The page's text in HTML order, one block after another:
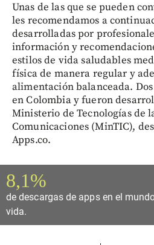
Unas de las que se pueden
les recomendamos a
desarrolladas por
información y
estilos de vida saludables
física de manera regular y
alimentación balanceada.
en Colombia y fueron
Ministerio de Tecnologías de
Comunicaciones (MinTIC),
Apps.co.
8,1%
de descargas de apps en el
vida.